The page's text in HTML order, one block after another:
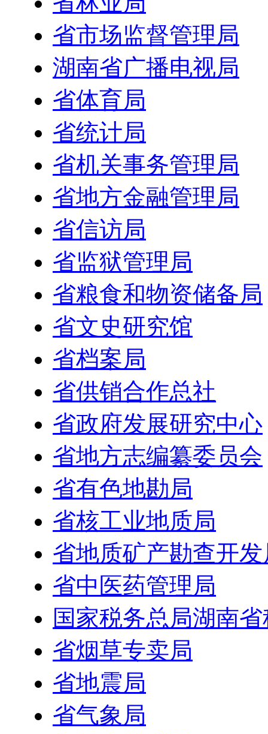
省市场监督管理局
湖南省广播电视局
省体育局
省统计局
省机关事务管理局
省地方金融管理局
省信访局
省监狱管理局
省粮食和物资储备局
省文史研究馆
省档案局
省供销合作总社
省政府发展研究中心
省地方志编纂委员会
省有色地勘局
省核工业地质局
省地质矿产勘查开发
省中医药管理局
国家税务总局湖南
省烟草专卖局
省地震局
省气象局